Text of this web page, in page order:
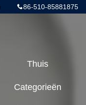
86-510-85881875
Thuis
Categorieën